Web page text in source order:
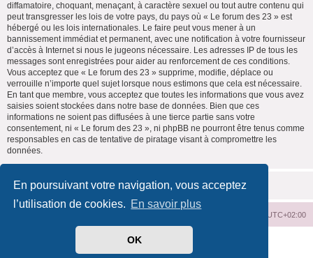
En poursuivant votre navigation, vous acceptez
l’utilisation de cookies. En savoir plus
OK
diffamatoire, choquant, menaçant, à caractère sexuel ou tout autre contenu qui
peut transgresser les lois de votre pays, du pays où « Le forum des 23 » est
hébergé ou les lois internationales. Le faire peut vous mener à un
bannissement immédiat et permanent, avec une notification à votre fournisseur
d’accès à Internet si nous le jugeons nécessaire. Les adresses IP de tous les
messages sont enregistrées pour aider au renforcement de ces conditions.
Vous acceptez que « Le forum des 23 » supprime, modifie, déplace ou
verrouille n’importe quel sujet lorsque nous estimons que cela est nécessaire.
En tant que membre, vous acceptez que toutes les informations que vous avez
saisies soient stockées dans notre base de données. Bien que ces
informations ne soient pas diffusées à une tierce partie sans votre
consentement, ni « Le forum des 23 », ni phpBB ne pourront être tenus comme
responsables en cas de tentative de piratage visant à compromettre les
données.
UTC+02:00
phpBB ® Forum Software © phpBB Limited
phpBB-fr.com